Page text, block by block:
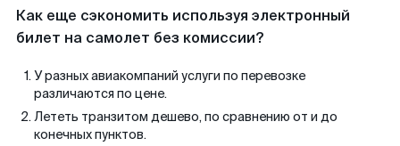
Как еще сэкономить используя электронный
билет на самолет без комиссии?
У разных авиакомпаний услуги по перевозке
различаются по цене.
Лететь транзитом дешево, по сравнению от и до
конечных пунктов.